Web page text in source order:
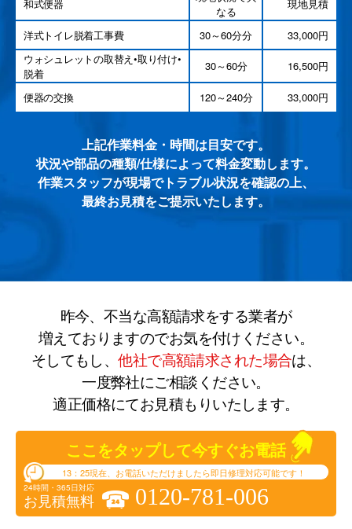
和式便器
なる
現地見積
洋式トイレ脱着工事費 30～60分分
33,000円
ウォシュレットの取替え•取り付け•
脱着
30～60分 16,500円
便器の交換 120～240分 33,000円
上記作業料金・時間は目安です。
状況や部品の種類/仕様によって料金変動します。
作業スタッフが現場でトラブル状況を確認の上、
最終お見積をご提示いたします。
昨今、不当な高額請求をする業者が
増えておりますのでお気を付けください。
そしてもし、他社で高額請求された場合は、
一度弊社にご相談ください。
適正価格にてお見積もりいたします。
ここをタップして今すぐお電話
13：25現在、お電話いただけましたら即日修理対応可能です！
24時間・365日対応
お見積無料 0120-781-006